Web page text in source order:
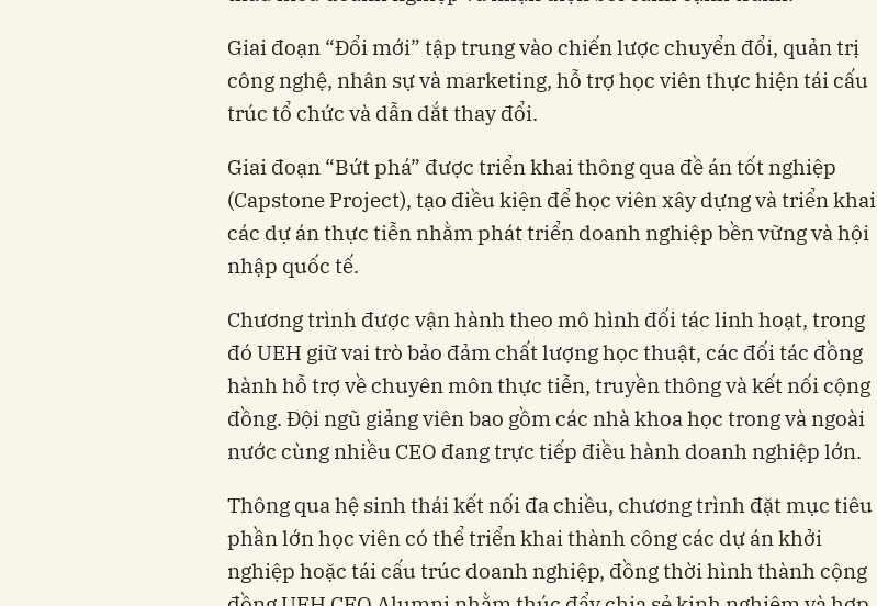
Giai đoạn “Đổi mới” tập trung vào chiến lược chuyển đổi, quản trị
công nghệ, nhân sự và marketing, hỗ trợ học viên thực hiện tái cấu
trúc tổ chức và dẫn dắt thay đổi.
Giai đoạn “Bứt phá” được triển khai thông qua đề án tốt nghiệp
(Capstone Project), tạo điều kiện để học viên xây dựng và triển khai
các dự án thực tiễn nhằm phát triển doanh nghiệp bền vững và hội
nhập quốc tế.
Chương trình được vận hành theo mô hình đối tác linh hoạt, trong
đó UEH giữ vai trò bảo đảm chất lượng học thuật, các đối tác đồng
hành hỗ trợ về chuyên môn thực tiễn, truyền thông và kết nối cộng
đồng. Đội ngũ giảng viên bao gồm các nhà khoa học trong và ngoài
nước cùng nhiều CEO đang trực tiếp điều hành doanh nghiệp lớn.
Thông qua hệ sinh thái kết nối đa chiều, chương trình đặt mục tiêu
phần lớn học viên có thể triển khai thành công các dự án khởi
nghiệp hoặc tái cấu trúc doanh nghiệp, đồng thời hình thành cộng